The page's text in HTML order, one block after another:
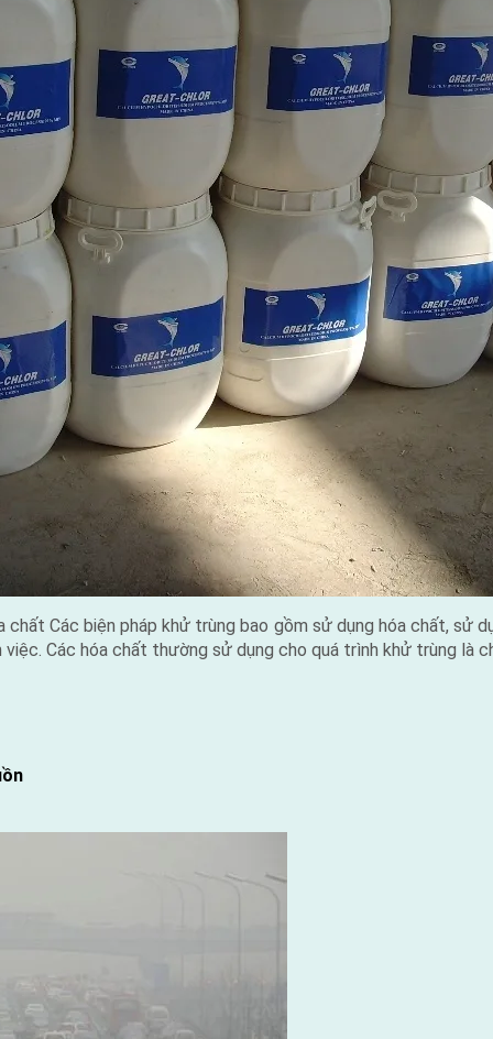
Các biện pháp khử trùng bao gồm sử dụng hóa chất, sử
việc. Các hóa chất thường sử dụng cho quá trình khử trùng là